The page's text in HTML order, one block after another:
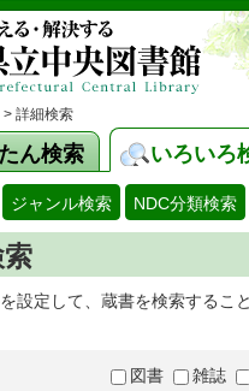
> 詳細検索
ん検索 いろいろ
ジャンル検索 NDC分類検索
設定して、蔵書を検索するこ
図書 雑誌